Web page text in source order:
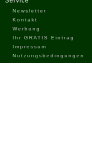
Newsletter
Kontakt
Werbung
Ihr GRATIS Eintrag
Impressum
Nutzungsbedingungen